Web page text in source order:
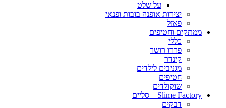
על שלט
יצירות אופנה בובות ופנאי
פאזל
ממתקים וחטיפים
כללי
פררו רושר
קינדר
מגניבים לילדים
חטיפים
שוקולדים
Slime Factory – סליים
דבקים